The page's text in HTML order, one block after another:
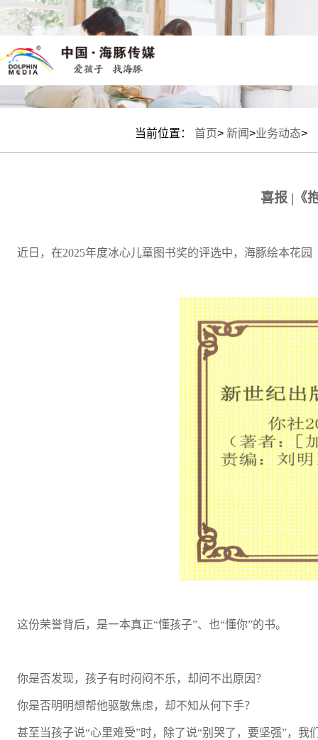
出版介绍 产品中心
数媒介绍 数字馆 小鼠乒乒 绘本时光
海豚介绍 创始人
当前位置： 首页> 新闻>业务动态>
喜报 |《
近日，在2025年度冰心儿童图书奖的评选中，海豚绘本花
这份荣誉背后，是一本真正“懂孩子”、也“懂你”的书。
你是否发现，孩子有时闷闷不乐，却问不出原因？
你是否明明想帮他驱散焦虑，却不知从何下手？
甚至当孩子说“心里难受”时，除了说“别哭了，要坚强”，我